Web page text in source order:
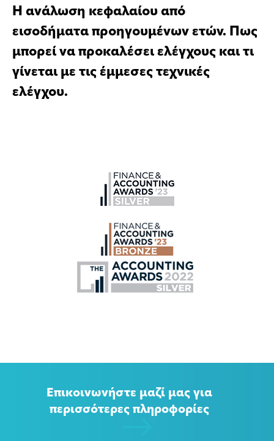
Η ανάλωση κεφαλαίου από
εισοδήματα προηγουμένων ετών. Πως
μπορεί να προκαλέσει ελέγχους και τι
γίνεται με τις έμμεσες τεχνικές
ελέγχου.
Επικοινωνήστε μαζί μας για
περισσότερες πληροφορίες